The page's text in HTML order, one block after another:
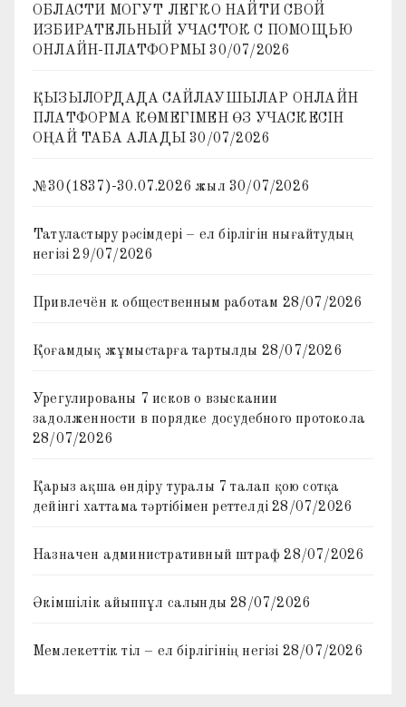
ОБЛАСТИ МОГУТ ЛЕГКО НАЙТИ СВОЙ
ИЗБИРАТЕЛЬНЫЙ УЧАСТОК С ПОМОЩЬЮ
ОНЛАЙН-ПЛАТФОРМЫ 30/07/2026
ҚЫЗЫЛОРДАДА САЙЛАУШЫЛАР ОНЛАЙН
ПЛАТФОРМА КӨМЕГІМЕН ӨЗ УЧАСКЕСІН
ОҢАЙ ТАБА АЛАДЫ 30/07/2026
№30(1837)-30.07.2026 жыл 30/07/2026
Татуластыру рәсімдері – ел бірлігін нығайтудың
негізі 29/07/2026
Привлечён к общественным работам 28/07/2026
Қоғамдық жұмыстарға тартылды 28/07/2026
Урегулированы 7 исков о взыскании
задолженности в порядке досудебного протокола
28/07/2026
Қарыз ақша өндіру туралы 7 талап қою сотқа
дейінгі хаттама тәртібімен реттелді 28/07/2026
Назначен административный штраф 28/07/2026
Әкімшілік айыппұл салынды 28/07/2026
Мемлекеттік тіл – ел бірлігінің негізі 28/07/2026